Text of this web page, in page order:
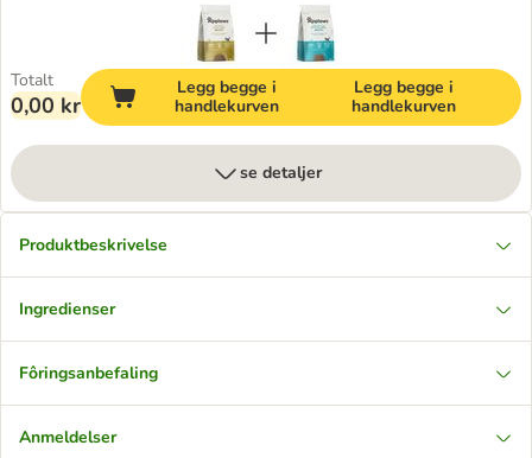
Totalt
0,00 kr
Legg begge i
handlekurven
Legg begge i
handlekurven
se detaljer
Produktbeskrivelse
Ingredienser
Fôringsanbefaling
Anmeldelser